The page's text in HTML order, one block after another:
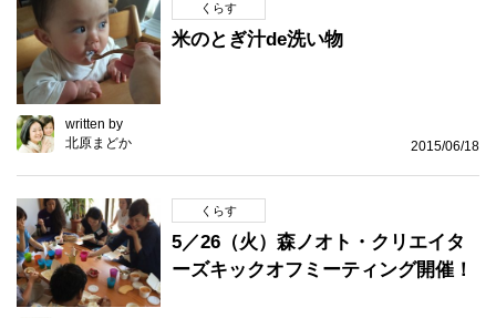
くらす
米のとぎ汁de洗い物
written by
北原まどか
2015/06/18
くらす
5／26（火）森ノオト・クリエイタ
ーズキックオフミーティング開催！